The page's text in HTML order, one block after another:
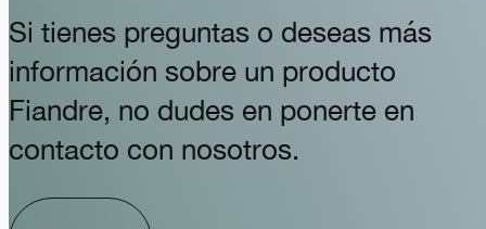
Si tienes preguntas o deseas más
información sobre un producto
Fiandre, no dudes en ponerte en
contacto con nosotros.